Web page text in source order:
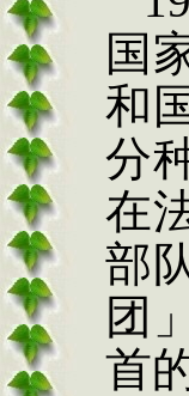
国
和
分
在
部
团
首